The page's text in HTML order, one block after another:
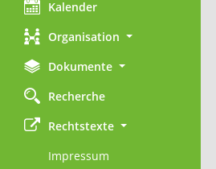
Kalender
Organisation
Dokumente
Recherche
Rechtstexte
Impressum